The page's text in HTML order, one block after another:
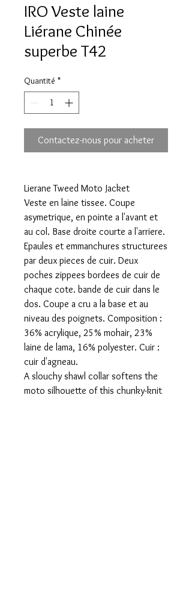
IRO Veste laine
Liérane Chinée
superbe T42
Quantité *
Contactez-nous pour acheter
Lierane Tweed Moto Jacket
Veste en laine tissee. Coupe
asymetrique, en pointe a l'avant et
au col. Base droite courte a l'arriere.
Epaules et emmanchures structurees
par deux pieces de cuir. Deux
poches zippees bordees de cuir de
chaque cote. bande de cuir dans le
dos. Coupe a cru a la base et au
niveau des poignets. Composition :
36% acrylique, 25% mohair, 23%
laine de lama, 16% polyester. Cuir :
cuir d'agneau.
A slouchy shawl collar softens the
moto silhouette of this chunky-knit